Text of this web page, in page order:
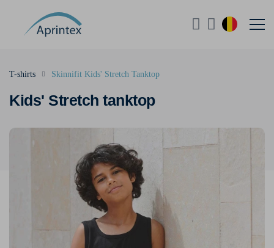
Kids' Stretch tanktop
T-shirts Skinnifit Kids' Stretch Tanktop